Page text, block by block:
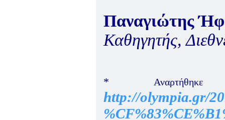
Παναγιώτης
Καθηγητής,
*
http://olympia.gr/